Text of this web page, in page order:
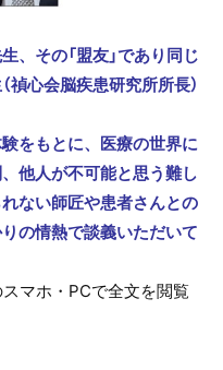
、その「盟友」であり同じ
禎心会脳疾患研究所所長）
をもとに、医療の世界に
他人が不可能と思う難し
ない師匠や患者さんとの
の情熱で談義いただいて
マホ・PCで全文を閲覧